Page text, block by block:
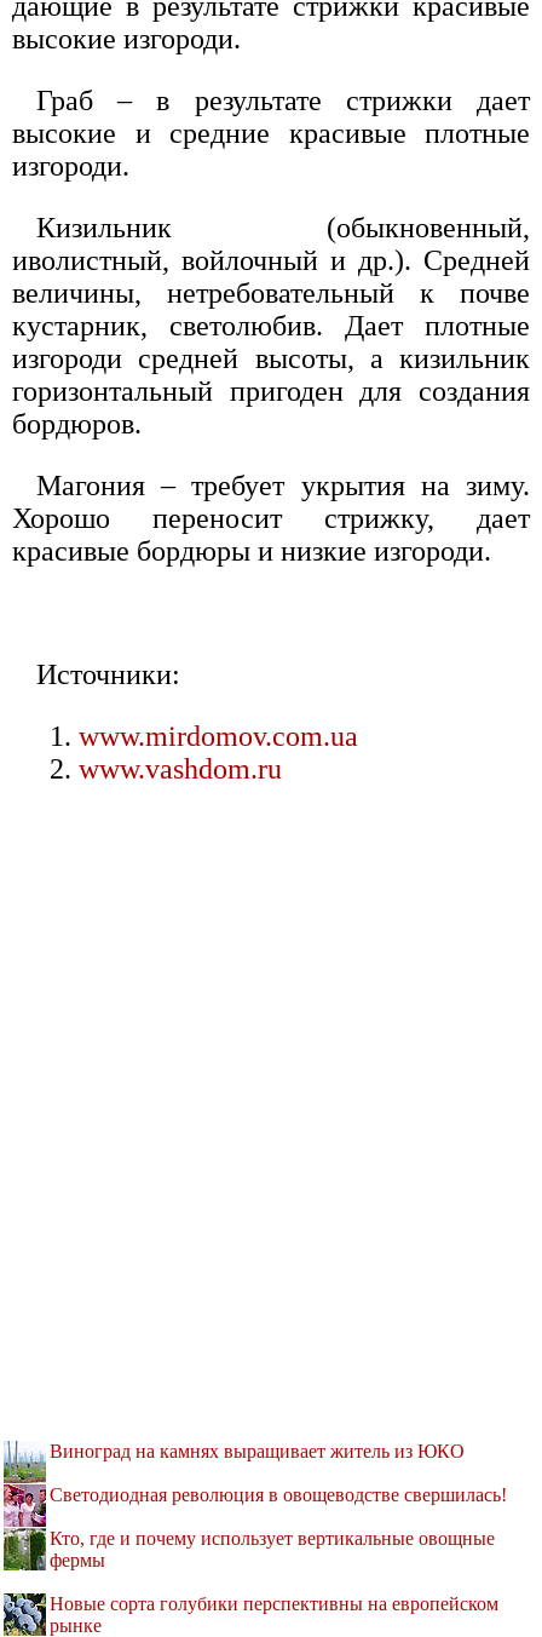
высокие изгороди.
Граб – в результате стрижки дает
высокие и средние красивые плотные
изгороди.
Кизильник (обыкновенный,
иволистный, войлочный и др.). Средней
величины, нетребовательный к почве
кустарник, светолюбив. Дает плотные
изгороди средней высоты, а кизильник
горизонтальный пригоден для создания
бордюров.
Магония – требует укрытия на зиму.
Хорошо переносит стрижку, дает
красивые бордюры и низкие изгороди.
Источники:
www.mirdomov.com.ua
www.vashdom.ru
Виноград на камнях выращивает житель из ЮКО
Светодиодная революция в овощеводстве свершилась!
Кто, где и почему использует вертикальные овощные
фермы
Новые сорта голубики перспективны на европейском
рынке